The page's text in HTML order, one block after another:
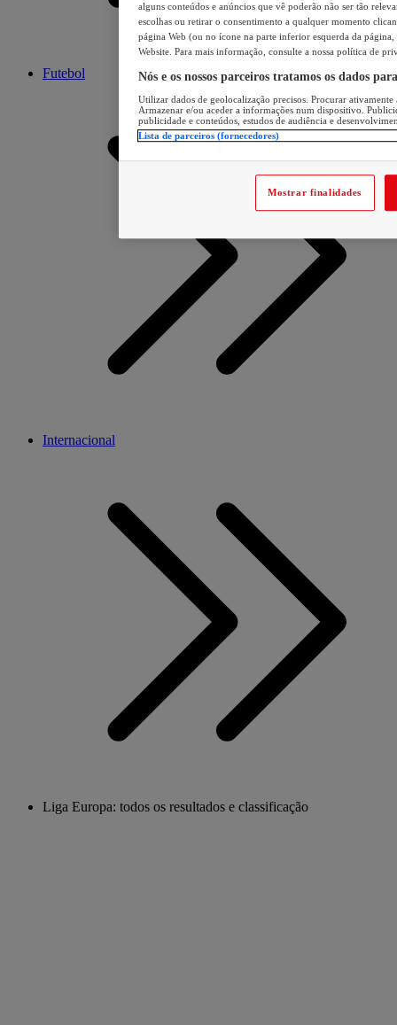
Futebol
Internacional
Liga Europa: todos os resultados e classificação
alguns conteúdos e anúncios que vê poderão não ser tão
escolhas ou retirar o consentimento a qualquer momento
página Web (ou no ícone na parte inferior esquerda da página,
Website. Para mais informação, consulte a nossa política de
Nós e os nossos parceiros tratamos os dados
Utilizar dados de geolocalização precisos. Procurar
Armazenar e/ou aceder a informações num dispositivo.
publicidade e conteúdos, estudos de audiência e
Lista de parceiros (fornecedores)
Mostrar finalidades